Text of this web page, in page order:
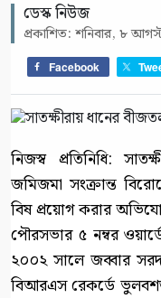
ডেস্ক নিউজ
প্রকাশিত: শনিবার, ৮
Facebook
নিজস্ব প্রতিনিধি:
জমিজমা সংক্রান্ত
বিষ প্রয়োগ করার
পৌরসভার ৫ নম্বর
২০০২ সালে জব্বার
বিআরএস রেকর্ডে